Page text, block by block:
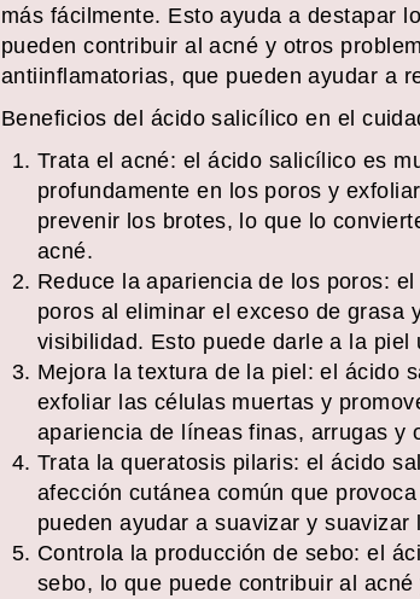
más fácilmente. Esto ayuda a destapar
pueden contribuir al acné y otros
antiinflamatorias, que pueden ayudar a
Beneficios del ácido salicílico en el
Trata el acné: el ácido salicílico es
profundamente en los poros y
prevenir los brotes, lo que lo
acné.
Reduce la apariencia de los poros:
poros al eliminar el exceso de grasa
visibilidad. Esto puede darle a la
Mejora la textura de la piel: el ácido
exfoliar las células muertas y
apariencia de líneas finas, arrugas y
Trata la queratosis pilaris: el ácido
afección cutánea común que
pueden ayudar a suavizar y
Controla la producción de sebo: el
sebo, lo que puede contribuir al